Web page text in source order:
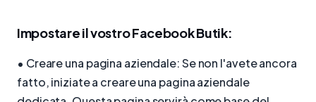
Impostare il vostro Facebook Butik:
• Creare una pagina aziendale: Se non l'avete ancora
fatto, iniziate a creare una pagina aziendale